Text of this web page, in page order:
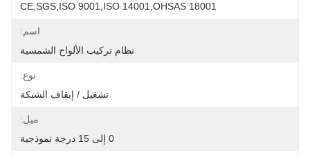
CE,SGS,ISO 9001,ISO 14001,OHSAS 18001
اسم:
نظام تركيب الألواح الشمسية
نوع:
تشغيل / إيقاف الشبكة
ميل:
0 إلى 15 درجة نموذجية